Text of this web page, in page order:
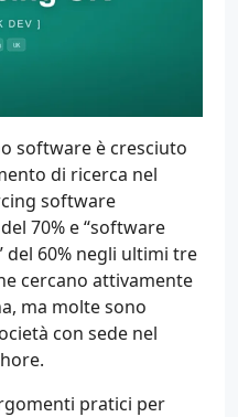
software è cresciuto
di ricerca nel
software
70% e “software
60% negli ultimi tre
cercano attivamente
ma molte sono
con sede nel
pratici per